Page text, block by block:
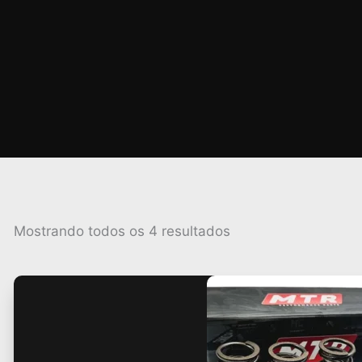
Mostrando todos os 4 resultados